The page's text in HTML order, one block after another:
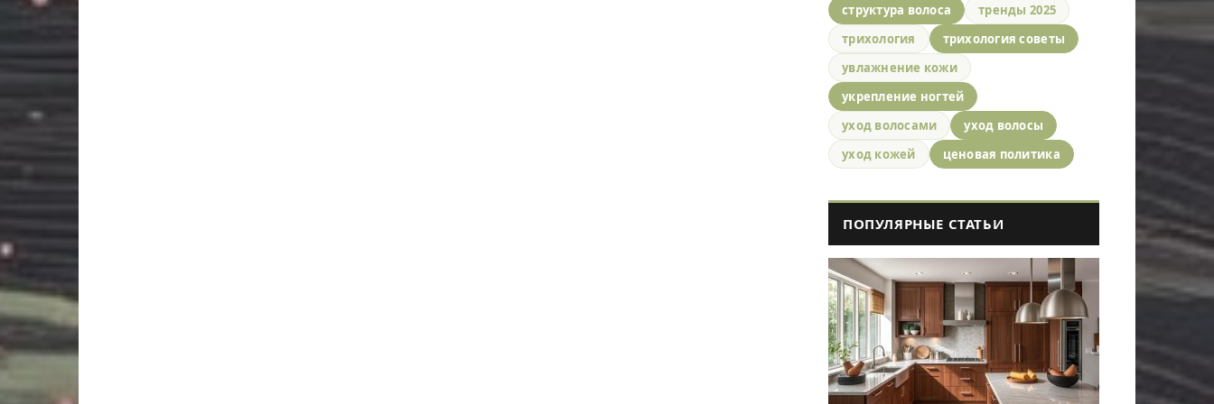
структура волоса
тренды 2025
трихология
трихология советы
увлажнение кожи
укрепление ногтей
уход волосами
уход волосы
уход кожей
ценовая политика
ПОПУЛЯРНЫЕ СТАТЬИ